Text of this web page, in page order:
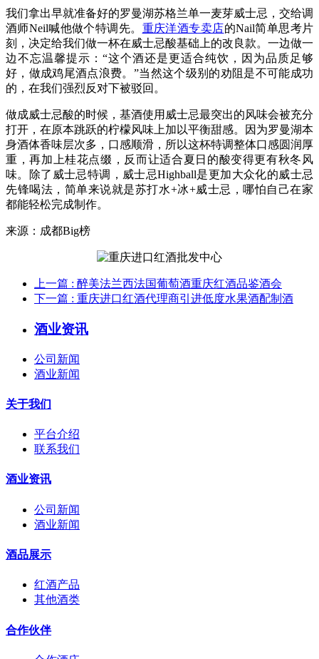
我们拿出早就准备好的罗曼湖苏格兰单一麦芽威士忌，交给调
酒师Neil喊他做个特调先。 重庆洋酒专卖店的Nail简单思考片
刻，决定给我们做一杯在威士忌酸基础上的改良款。一边做一
边不忘温馨提示：“这个酒还是更适合纯饮，因为品质足够
好，做成鸡尾酒点浪费。”当然这个级别的劝阻是不可能成功
的，在我们强烈反对下被驳回。
做成威士忌酸的时候，基酒使用威士忌最突出的风味会被充分
打开，在原本跳跃的柠檬风味上加以平衡甜感。因为罗曼湖本
身酒体香味层次多，口感顺滑，所以这杯特调整体口感圆润厚
重，再加上桂花点缀，反而让适合夏日的酸变得更有秋冬风
味。除了威士忌特调，威士忌Highball是更加大众化的威士忌
先锋喝法，简单来说就是苏打水+冰+威士忌，哪怕自己在家
都能轻松完成制作。
来源： 成都Big榜
上一篇 : 醉美法兰西法国葡萄酒重庆红酒品鉴酒会
下一篇 : 重庆进口红酒代理商引进低度水果酒配制酒
酒业资讯
公司新闻
酒业新闻
关于我们
平台介绍
联系我们
酒业资讯
公司新闻
酒业新闻
酒品展示
红酒产品
其他酒类
合作伙伴